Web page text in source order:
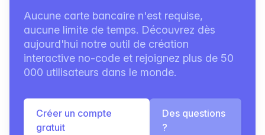
Aucune carte bancaire n'est requise,
aucune limite de temps. Découvrez dès
aujourd'hui notre outil de création
interactive no-code et rejoignez plus de 50
000 utilisateurs dans le monde.
Créer un compte
gratuit
Des questions
?